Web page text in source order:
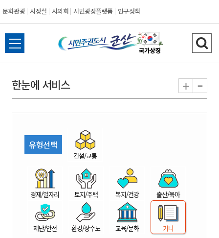
문화관광 시장실 시의회 시민광장플랫폼 인구정책
시
민
권
시
산
전
체
뉴
열
검
색
기
한눈에 서비스 + -
유형선택
건설/교통
경제/일자리 토지/주택 복지/건강 출산/육아
재난/안전 환경/상수도 교육/문화 기타